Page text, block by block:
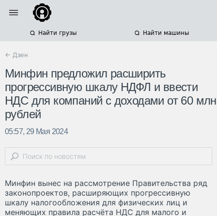
Найти грузы Найти машины
← Дзен
Минфин предложил расширить
прогрессивную шкалу НДФЛ и ввести
НДС для компаний с доходами от 60 млн
рублей
05:57, 29 Мая 2024
Минфин вынес на рассмотрение Правительства ряд
законопроектов, расширяющих прогрессивную
шкалу налогообложения для физических лиц и
меняющих правила расчёта НДС для малого и